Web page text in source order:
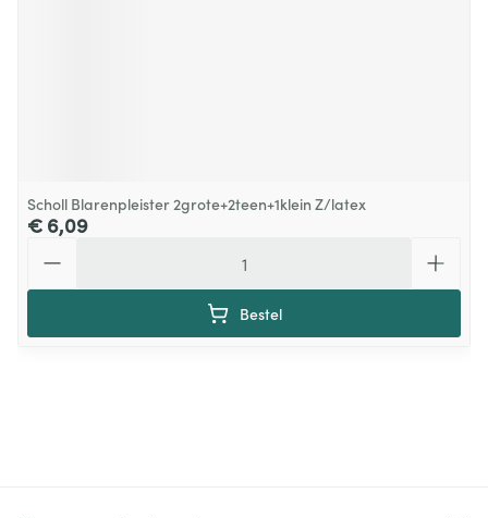
Scholl Blarenpleister 2grote+2teen+1klein Z/latex
€ 6,09
Bestel